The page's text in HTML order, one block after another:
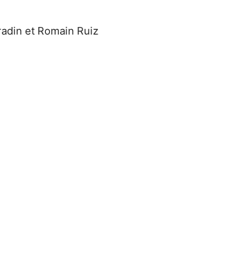
et Romain Ruiz